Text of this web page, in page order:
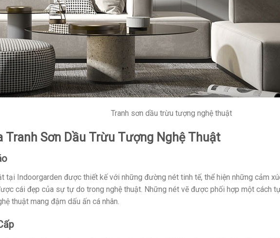
Tranh sơn dầu trừu tượng nghệ thuật
Sơn Dầu Trừu Tượng Nghệ Thuật
tại Indoorgarden được thiết kế với những đường nét tinh tế, thể hiện những cảm
cái đẹp của sự tự do trong nghệ thuật. Những nét vẽ được phối hợp một cách
thuật mang đậm dấu ấn cá nhân.